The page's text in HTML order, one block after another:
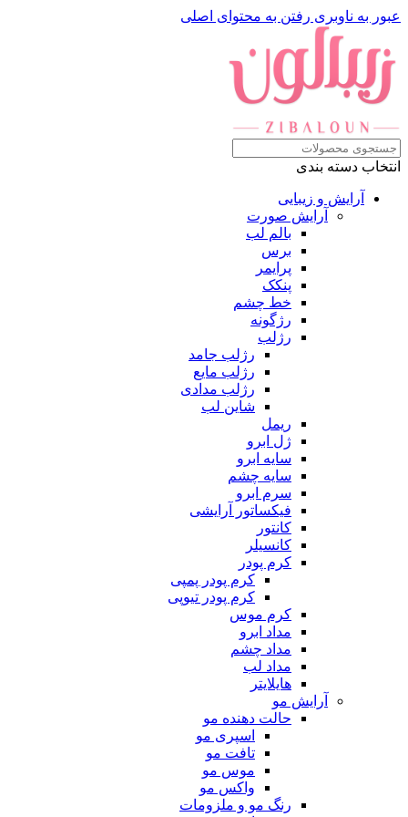
رفتن به محتوای اصلی
بندی
و زیبایی
آرایش صورت
بالم لب
خط چشم
رژگونه
رژلب جامد
رژلب مایع
رژلب مدادی
شاین لب
ژل ابرو
سایه ابرو
سایه چشم
سرم ابرو
فیکساتور آرایشی
کانسیلر
کرم پودر
کرم پودر پمپی
کرم پودر تیوپی
کرم موس
مداد ابرو
مداد چشم
مداد لب
هایلایتر
آرایش مو
حالت دهنده مو
اسپری مو
تافت مو
موس مو
واکس مو
رنگ مو و ملزومات